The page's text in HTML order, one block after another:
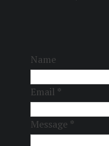
Name
Email *
Message *